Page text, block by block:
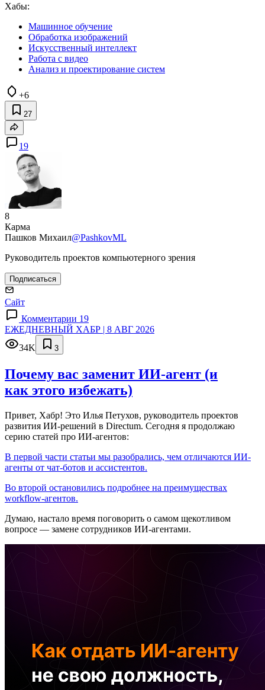
Хабы:
Машинное обучение
Обработка изображений
Искусственный интеллект
Работа с видео
Анализ и проектирование систем
+6
27
19
8
Карма
Пашков Михаил@PashkovML
Руководитель проектов компьютерного зрения
Подписаться
Сайт
Комментарии 19
ЕЖЕДНЕВНЫЙ ХАБР | 8 АВГ 2026
34K
3
Почему вас заменит ИИ‑агент (и
как этого избежать)
Привет, Хабр! Это Илья Петухов, руководитель проектов
развития ИИ-решений в Directum. Сегодня я продолжаю
серию статей про ИИ-агентов:
В первой части статьи мы разобрались, чем отличаются ИИ-
агенты от чат-ботов и ассистентов.
Во второй остановились подробнее на преимуществах
workflow-агентов.
Думаю, настало время поговорить о самом щекотливом
вопросе — замене сотрудников ИИ-агентами.